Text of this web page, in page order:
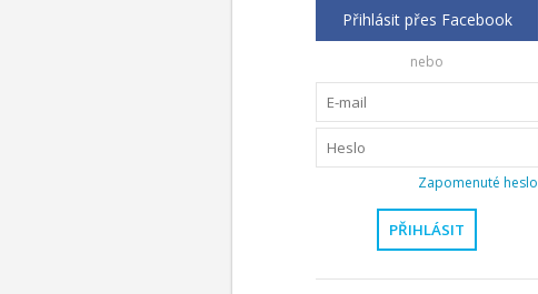
Přihlásit přes Facebook
nebo
Zapomenuté heslo